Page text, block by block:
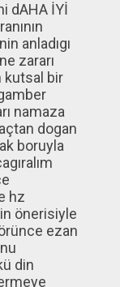
dAHA İYİ
anladıgı
zararı
kutsal bir
namaza
dogan
boruyla
hz
önerisiyle
ezan
din